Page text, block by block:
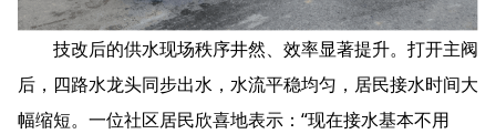
技改后的供水现场秩序井然、效率显著提升。打开主阀
后，四路水龙头同步出水，水流平稳均匀，居民接水时间大
幅缩短。一位社区居民欣喜地表示：“现在接水基本不用